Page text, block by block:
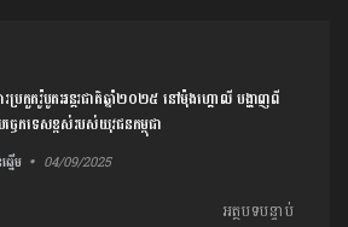
រកាស
ារប្រកួតរ៉ូបូតអន្តរជាតិឆ្នាំ២០២៥ នៅម៉ុងហ្គោលី បង្ហាញពី
ច្ចេកទេសខ្ពស់របស់យុវជន​កម្ពុជា
ើម 04/09/2025
អត្ថបទបន្ទាប់